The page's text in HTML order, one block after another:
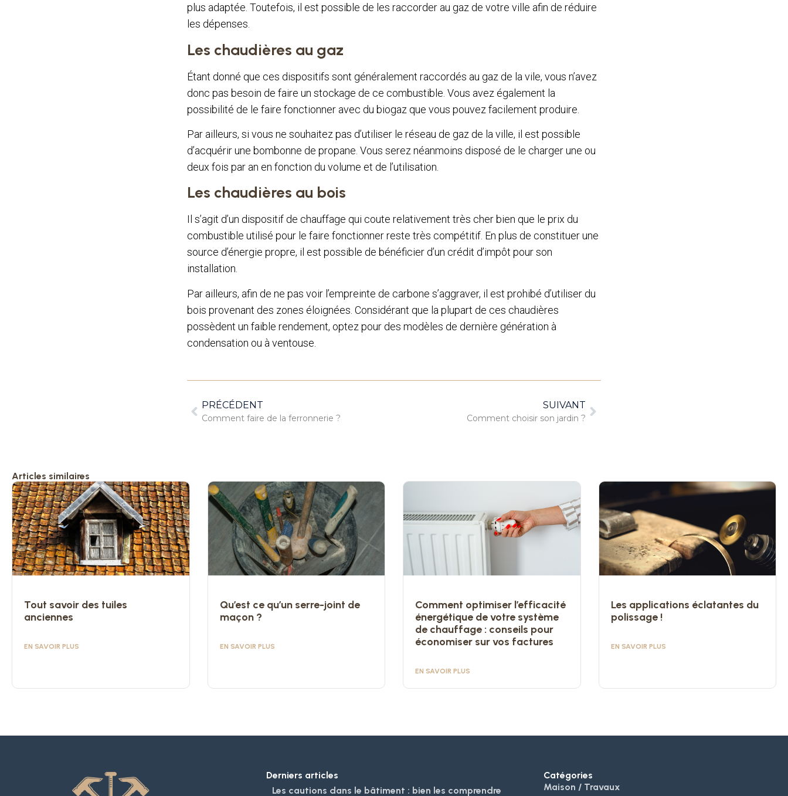
plus adaptée. Toutefois, il est possible de les raccorder au gaz de votre ville afin de réduire
les dépenses.
Les chaudières au gaz
Étant donné que ces dispositifs sont généralement raccordés au gaz de la vile, vous n’avez
donc pas besoin de faire un stockage de ce combustible. Vous avez également la
possibilité de le faire fonctionner avec du biogaz que vous pouvez facilement produire.
Par ailleurs, si vous ne souhaitez pas d’utiliser le réseau de gaz de la ville, il est possible
d’acquérir une bombonne de propane. Vous serez néanmoins disposé de le charger une ou
deux fois par an en fonction du volume et de l’utilisation.
Les chaudières au bois
Il s’agit d’un dispositif de chauffage qui coute relativement très cher bien que le prix du
combustible utilisé pour le faire fonctionner reste très compétitif. En plus de constituer une
source d’énergie propre, il est possible de bénéficier d’un crédit d’impôt pour son
installation.
Par ailleurs, afin de ne pas voir l’empreinte de carbone s’aggraver, il est prohibé d’utiliser du
bois provenant des zones éloignées. Considérant que la plupart de ces chaudières
possèdent un faible rendement, optez pour des modèles de dernière génération à
condensation ou à ventouse.
PRÉCÉDENT
Comment faire de la ferronnerie ?
SUIVANT
Comment choisir son jardin ?
Articles similaires
Tout savoir des tuiles
anciennes
EN SAVOIR PLUS
Qu’est ce qu’un serre-joint de
maçon ?
EN SAVOIR PLUS
Comment optimiser l’efficacité
énergétique de votre système
de chauffage : conseils pour
économiser sur vos factures
EN SAVOIR PLUS
Les applications éclatantes du
polissage !
EN SAVOIR PLUS
Derniers articles
Les cautions dans le bâtiment : bien les comprendre
Catégories
Maison / Travaux